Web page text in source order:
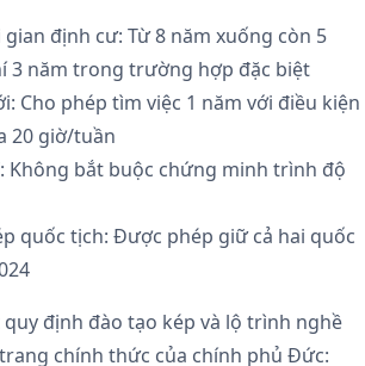
định cư: Từ 8 năm xuống còn 5
3 năm trong trường hợp đặc biệt
Cho phép tìm việc 1 năm với điều kiện
20 giờ/tuần
Không bắt buộc chứng minh trình độ
quốc tịch: Được phép giữ cả hai quốc
định đào tạo kép và lộ trình nghề
chính thức của chính phủ Đức: